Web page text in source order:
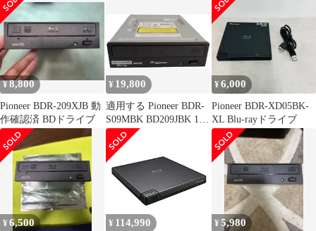
SATA接続 BDR-
S09XLB 3D 128G
4KUHD Blu-ray
SATA.DVD.CD.BD
¥8,800
Pioneer BDR-209XJB 動
作確認済 BDドライブ
¥ 19,800
適用する Pioneer BDR-
S09MBK BD209JBK 16
倍速 内蔵型ルーレイド
ライブ SATA接続 BDR-
S09XLB 3D 128G
4KUHD Blu-ray
SATA.DVD.CD.BD
¥6,000
Pioneer BDR-XD05BK-
XL Blu-rayドライブ
¥6,500 ¥ 114,990 ¥5,980